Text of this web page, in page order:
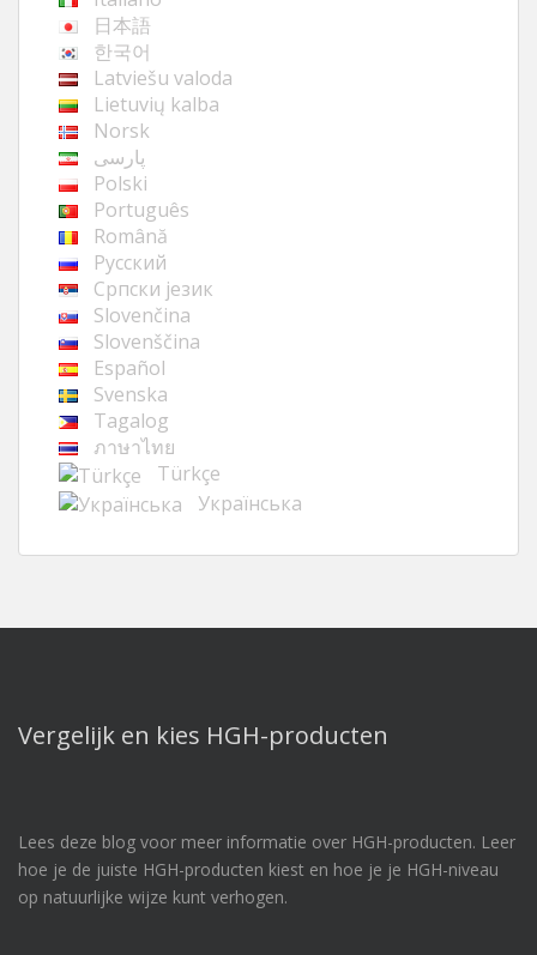
日本語
한국어
Latviešu valoda
Lietuvių kalba
Norsk
پارسی
Polski
Português
Română
Русский
Cрпски језик
Slovenčina
Slovenščina
Español
Svenska
Tagalog
ภาษาไทย
Türkçe
Українська
Vergelijk en kies HGH-producten
Lees deze blog voor meer informatie over HGH-producten. Leer
hoe je de juiste HGH-producten kiest en hoe je je HGH-niveau
op natuurlijke wijze kunt verhogen.